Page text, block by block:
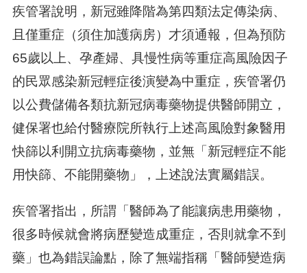
疾管署說明，新冠雖降階為第四類法定傳染病、
且僅重症（須住加護病房）才須通報，但為預防
65歲以上、孕產婦、具慢性病等重症高風險因子
的民眾感染新冠輕症後演變為中重症，疾管署仍
以公費儲備各類抗新冠病毒藥物提供醫師開立，
健保署也給付醫療院所執行上述高風險對象醫用
快篩以利開立抗病毒藥物，並無「新冠輕症不能
用快篩、不能開藥物」，上述說法實屬錯誤。
疾管署指出，所謂「醫師為了能讓病患用藥物，
很多時候就會將病歷變造成重症，否則就拿不到
藥」也為錯誤論點，除了無端指稱「醫師變造病